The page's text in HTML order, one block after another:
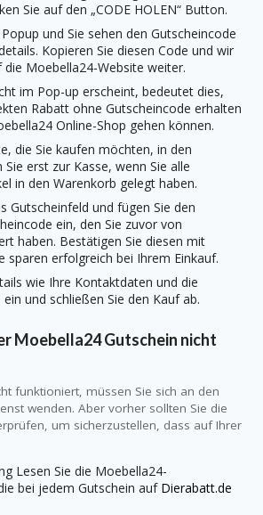
Sie auf den „CODE HOLEN“ Button.
und Sie sehen den Gutscheincode
Kopieren Sie diesen Code und wir
die Moebella24-Website weiter.
im Pop-up erscheint, bedeutet dies,
Rabatt ohne Gutscheincode erhalten
Online-Shop gehen können.
die Sie kaufen möchten, in den
Sie erst zur Kasse, wenn Sie alle
in den Warenkorb gelegt haben.
Gutscheinfeld und fügen Sie den
ein, den Sie zuvor von
haben. Bestätigen Sie diesen mit
sparen erfolgreich bei Ihrem Einkauf.
wie Ihre Kontaktdaten und die
und schließen Sie den Kauf ab.
Moebella24 Gutschein nicht
funktioniert, müssen Sie sich an den
wenden. Aber vorher sollten Sie die
um sicherzustellen, dass auf Ihrer
Lesen Sie die Moebella24-
bei jedem Gutschein auf Dierabatt.de